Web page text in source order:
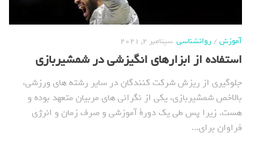
آموزش/روانشناسی سپتامبر 2, 2021
استفاده از ابزارهای انگیزشی در شمشیربازی
جلوگیری از ریزش شرکت کنندگان در سایر رشته های ورزشی،
بالاخص شمشیربازی، یکی از نگرانی های مربیان متعهد بوده و
هست. زیرا پس طی یک دورة آموزشی و صرف زمان و انرژی
فراوان برای...